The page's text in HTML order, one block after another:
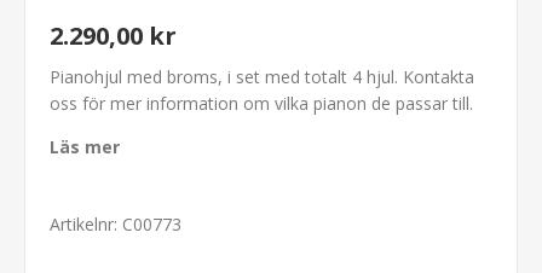
2.290,00 kr
Pianohjul med broms, i set med totalt 4 hjul. Kontakta
oss för mer information om vilka pianon de passar till.
Läs mer
Artikelnr: C00773